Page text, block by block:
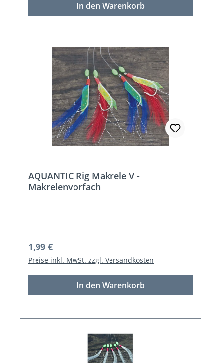
In den Warenkorb
AQUANTIC Rig Makrele V -
Makrelenvorfach
Regulärer Preis:
1,99 €
Preise inkl. MwSt. zzgl. Versandkosten
In den Warenkorb